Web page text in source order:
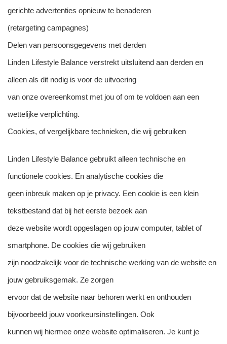
gerichte advertenties opnieuw te benaderen
(retargeting campagnes)
Delen van persoonsgegevens met derden
Linden Lifestyle Balance verstrekt uitsluitend aan derden en
alleen als dit nodig is voor de uitvoering
van onze overeenkomst met jou of om te voldoen aan een
wettelijke verplichting.
Cookies, of vergelijkbare technieken, die wij gebruiken
Linden Lifestyle Balance gebruikt alleen technische en
functionele cookies. En analytische cookies die
geen inbreuk maken op je privacy. Een cookie is een klein
tekstbestand dat bij het eerste bezoek aan
deze website wordt opgeslagen op jouw computer, tablet of
smartphone. De cookies die wij gebruiken
zijn noodzakelijk voor de technische werking van de website en
jouw gebruiksgemak. Ze zorgen
ervoor dat de website naar behoren werkt en onthouden
bijvoorbeeld jouw voorkeursinstellingen. Ook
kunnen wij hiermee onze website optimaliseren. Je kunt je